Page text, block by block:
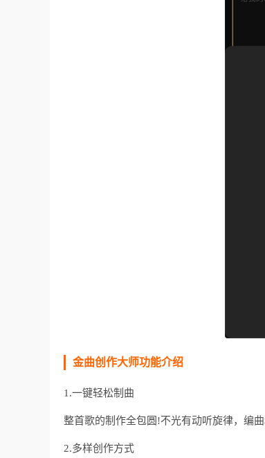
金曲创作大师功能介绍
1.一键轻松制曲
整首歌的制作全包圆!不光有动听旋律，编
2.多样创作方式